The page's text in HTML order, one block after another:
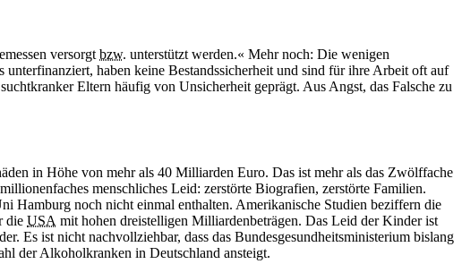
versorgt bzw. unterstützt werden.« Mehr noch: Die wenigen
haben keine Bestandssicherheit und sind für ihre Arbeit oft auf
Eltern häufig von Unsicherheit geprägt. Aus Angst, das Falsche zu
in Höhe von mehr als 40 Milliarden Euro. Das ist mehr als das Zwölffache
menschliches Leid: zerstörte Biografien, zerstörte Familien.
Hamburg noch nicht einmal enthalten. Amerikanische Studien beziffern die
die USA mit hohen dreistelligen Milliardenbeträgen. Das Leid der Kinder ist
Es ist nicht nachvollziehbar, dass das Bundesgesundheits­ministerium bislang
der Alkoholkranken in Deutschland ansteigt.